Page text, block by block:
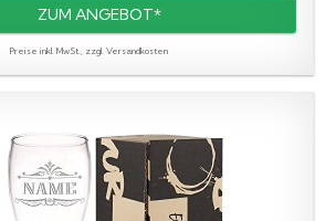
ZUM ANGEBOT*
Preise inkl. MwSt., zzgl. Versandkosten